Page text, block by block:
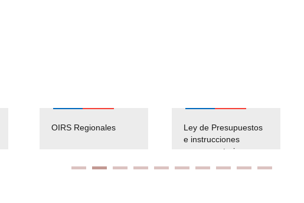
OIRS Regionales
Ley de Presupuestos
e instrucciones
presuspuetarias